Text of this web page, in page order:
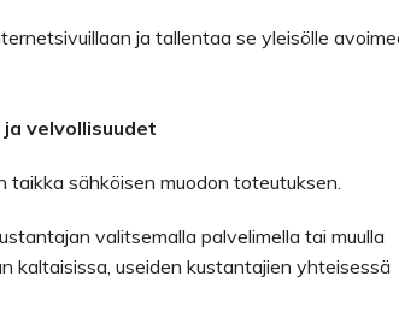
ja tallentaa se yleisölle
velvollisuudet
taikka sähköisen muodon toteutuksen.
valitsemalla palvelimella tai muulla
kaltaisissa, useiden kustantajien yhteisessä